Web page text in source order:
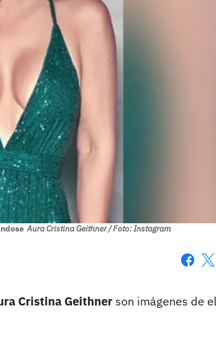
Aura Cristina Geithner / Foto: Instagram
Cristina Geithner son imágenes de